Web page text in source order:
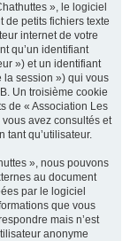
», le logiciel
de petits fichiers texte
internet de votre
qu’un identifiant
») et un identifiant
la session ») qui vous
Un troisième cookie
de « Association Les
avez consultés et
tant qu’utilisateur.
», nous pouvons
au document
par le logiciel
que vous
mais n’est
anonyme